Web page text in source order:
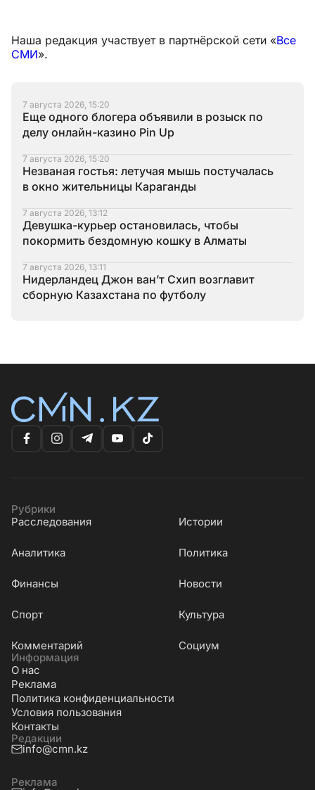
Наша редакция участвует в партнёрской сети «Все
СМИ».
7 августа 2026, 15:20
Еще одного блогера объявили в розыск по
делу онлайн-казино Pin Up
7 августа 2026, 15:20
Незваная гостья: летучая мышь постучалась
в окно жительницы Караганды
7 августа 2026, 13:12
Девушка-курьер остановилась, чтобы
покормить бездомную кошку в Алматы
7 августа 2026, 13:11
Нидерландец Джон ван’т Схип возглавит
сборную Казахстана по футболу
Рубрики
Расследования
Истории
Аналитика Политика
Финансы Новости
Cпорт Культура
Комментарий
Социум
Информация
О нас
Реклама
Политика конфиденциальности
Условия пользования
Контакты
Редакции
info@cmn.kz
Реклама